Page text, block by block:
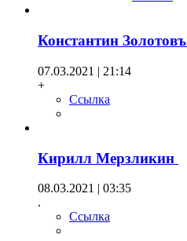
Константин Золотовъ
07.03.2021 | 21:14
+
Ссылка
Кирилл Мерзликин
08.03.2021 | 03:35
.
Ссылка